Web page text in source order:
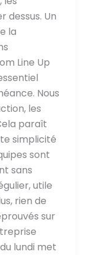
dessus. Un
la
Line Up
Nous
les
paraît
simplicité
sont
sans
utile
rien de
sur
lundi met